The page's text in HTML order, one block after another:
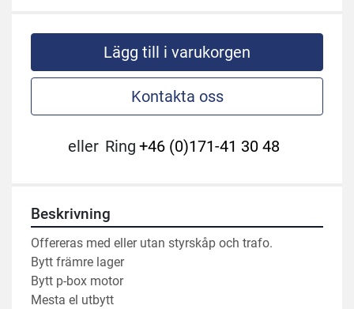
Lägg till i varukorgen
Kontakta oss
eller Ring +46 (0)171-41 30 48
Beskrivning
Offereras med eller utan styrskåp och trafo.
Bytt främre lager
Bytt p-box motor
Mesta el utbytt